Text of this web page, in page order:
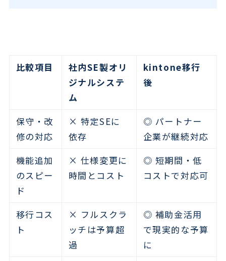
比較項目
社内SE製オリ
ジナルシステ
ム
kintone移行
後
保守・改
修の対応
× 特定SEに
依存
◎ パートナー
企業が継続対応
機能追加
のスピー
ド
× 仕様変更に
時間とコスト
◎ 短期間・低
コストで対応可
移行コス
ト
× フルスクラ
ッチは予算超
過
◎ 補助金活用
で現実的な予算
に